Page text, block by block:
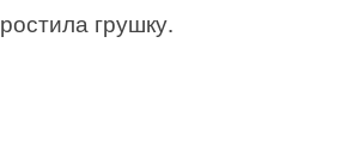
грушку.